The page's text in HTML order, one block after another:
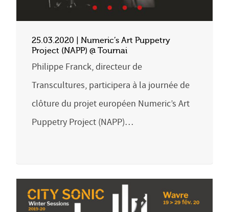
25.03.2020 | Numeric’s Art Puppetry
Project (NAPP) @ Tournai
Philippe Franck, directeur de
Transcultures, participera à la journée de
clôture du projet européen Numeric’s Art
Puppetry Project (NAPP)…